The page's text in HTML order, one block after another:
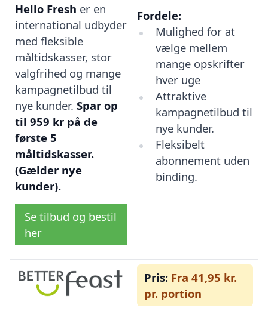
Hello Fresh er en
international udbyder
med fleksible
måltidskasser, stor
valgfrihed og mange
kampagnetilbud til
nye kunder. Spar op
til 959 kr på de
første 5
måltidskasser.
(Gælder nye
kunder).
Se tilbud og bestil
her
Fordele:
Mulighed for at
vælge mellem
mange opskrifter
hver uge
Attraktive
kampagnetilbud til
nye kunder.
Fleksibelt
abonnement uden
binding.
Pris: Fra 41,95 kr.
pr. portion